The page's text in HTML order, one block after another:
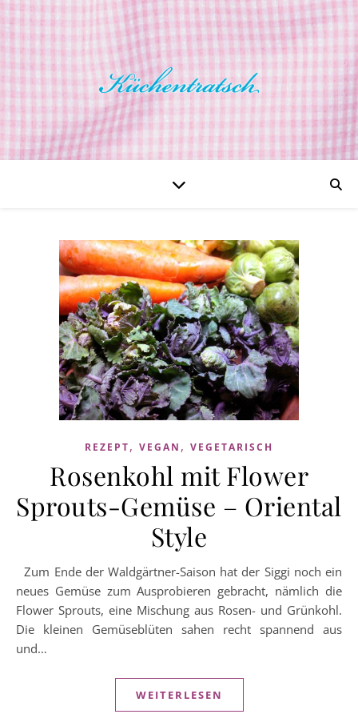
REZEPT, VEGAN , VEGETARISCH
Rosenkohl mit Flower
Sprouts-Gemüse – Oriental
Style
Zum Ende der Waldgärtner-Saison hat der Siggi noch ein
neues Gemüse zum Ausprobieren gebracht, nämlich die
Flower Sprouts, eine Mischung aus Rosen- und Grünkohl.
Die kleinen Gemüseblüten sahen recht spannend aus
und…
WEITERLESEN